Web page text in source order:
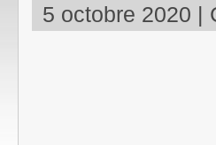
5 octobre 2020 |